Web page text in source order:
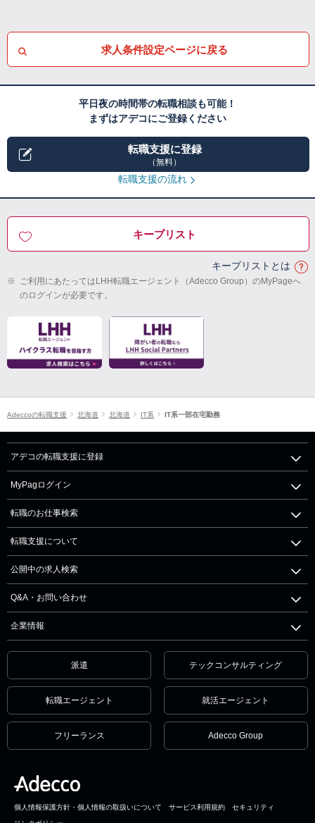
求人条件設定ページに戻る
平日夜の時間帯の転職相談も可能！
まずはアデコにご登録ください
転職支援に登録
（無料）
転職支援の流れ
キープリスト
キープリストとは
※ ご利用にあたってはLHH転職エージェント（Adecco Group）のMyPageへ
のログインが必要です。
Adeccoの転職支援 北海道 北海道 IT系 IT系一部在宅勤務
アデコの転職支援に登録
MyPagログイン
転職のお仕事検索
転職支援について
公開中の求人検索
Q&A・お問い合わせ
企業情報
派遣 テックコンサルティング
転職エージェント 就活エージェント
フリーランス Adecco Group
個人情報保護方針・個人情報の取扱いについて サービス利用規約 セキュリティ